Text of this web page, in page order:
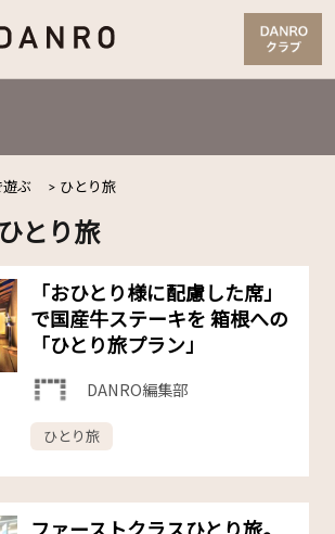
遊ぶ > ひとり旅
ひとり旅
「おひとり様に配慮した席」
で国産牛ステーキを 箱根への
「ひとり旅プラン」
DANRO編集部
ひとり旅
ファーストクラスひとり旅。